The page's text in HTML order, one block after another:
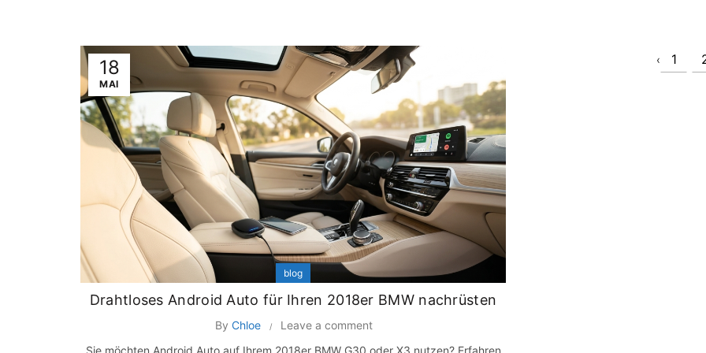
18
MAI
blog
Drahtloses Android Auto für Ihren 2018er BMW nachrüsten
By Chloe
Leave a comment
Sie möchten Android Auto auf Ihrem 2018er BMW G30 oder X3 nutzen? Erfahren
‹ 1